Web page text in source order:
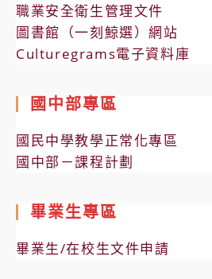
職業安全衛生管理文件
圖書館（一刻鯨選）網站
Culturegrams電子資料庫
國中部專區
國民中學教學正常化專區
國中部－課程計劃
畢業生專區
畢業生/在校生文件申請